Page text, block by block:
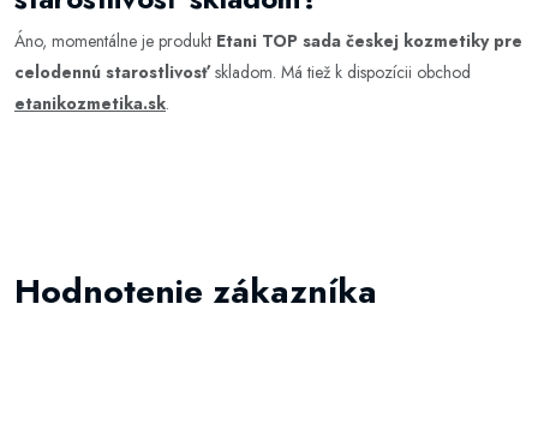
Áno, momentálne je produkt Etani TOP sada českej kozmetiky pre
celodennú starostlivosťskladom. Má tiež k dispozícii obchod
etanikozmetika.sk.
Hodnotenie zákazníka